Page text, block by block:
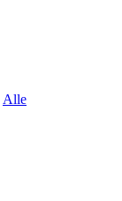
Alle